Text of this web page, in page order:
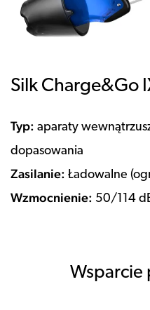
Silk Charge&Go
Typ: aparaty
dopasowania
Zasilanie: Ładowalne
Wzmocnienie: 50/114